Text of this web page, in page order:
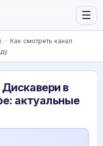
☰
› Как смотреть канал
в
актуальные